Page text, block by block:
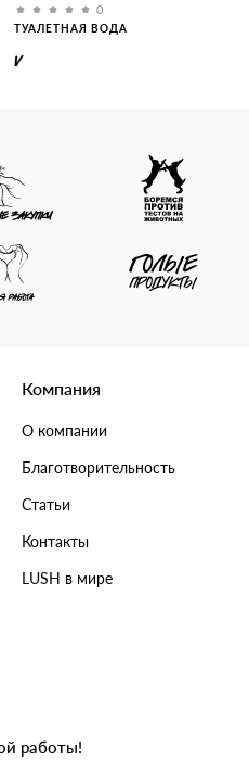
0
ТУАЛЕТНАЯ ВОДА
V
Компания
О компании
Благотворительность
Статьи
Контакты
LUSH в мире
работы!